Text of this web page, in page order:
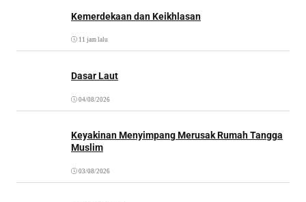
Kemerdekaan dan Keikhlasan
11 jam lalu
Dasar Laut
04/08/2026
Keyakinan Menyimpang Merusak Rumah Tangga
Muslim
03/08/2026